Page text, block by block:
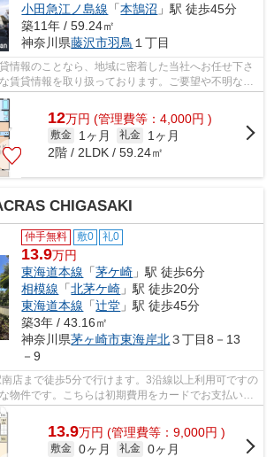
小田急江ノ島線 「本鵠沼 」駅 徒歩45分
築11年 / 59.24㎡
神奈川県藤沢市羽鳥 １丁目
情報のことなら、地域に密着した当社へお任せ下さ
賃貸情報を取り扱っております。ご要望や不明な点
気軽にご連絡...
12万円 (管理費等：4,000円 )
敷金 1ヶ月 礼金
1ヶ月
2階 / 2LDK / 59.24㎡
CHIGASAKI
仲手無料 敷0 礼0
13.9万円
東海道本線 「茅ケ崎 」駅 徒歩6分
相模線 「北茅ケ崎 」駅 徒歩20分
東海道本線 「辻堂 」駅 徒歩45分
築3年 / 43.16㎡
神奈川県茅ヶ崎市東海岸北３丁目8－13
－9
店まで徒歩5分で行けます。3沿線以上利用可ですの
物件です。こちらは初期費用をカードでお支払いい
駅に近い物件...
13.9万円 (管理費等：9,000円 )
敷金 0ヶ月 礼金 0ヶ月